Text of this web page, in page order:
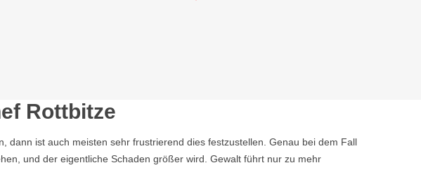
Rottbitze
ist auch meisten sehr frustrierend dies festzustellen. Genau bei dem Fall
und der eigentliche Schaden größer wird. Gewalt führt nur zu mehr